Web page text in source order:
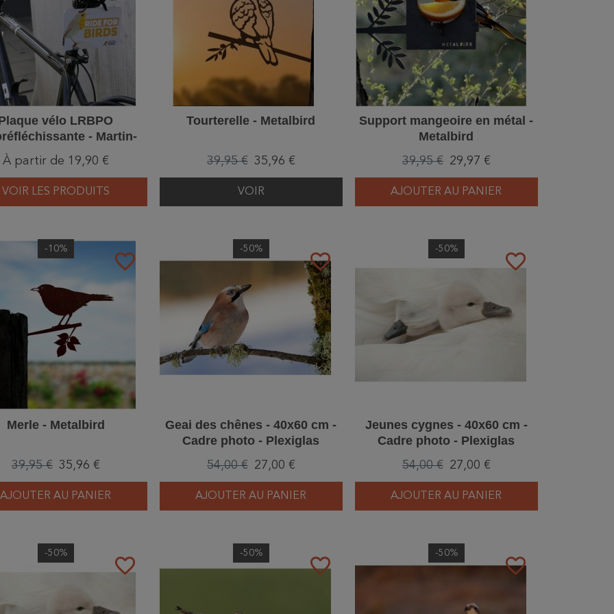
vélo LRBPO
- Martin-
Rouge-gorge/
Mésange bleue
À partir de 19,90 €
VOIR LES PRODUITS
Tourterelle - Metalbird
39,95 € 35,96 €
VOIR
Support mangeoire en métal -
Metalbird
39,95 € 29,97 €
AJOUTER AU PANIER
favorite_border
-10%
Merle - Metalbird
39,95 € 35,96 €
AJOUTER AU PANIER
favorite_border
-50%
Geai des chênes - 40x60 cm -
Cadre photo - Plexiglas
54,00 € 27,00 €
AJOUTER AU PANIER
favorite_border
-50%
Jeunes cygnes - 40x60 cm -
Cadre photo - Plexiglas
54,00 € 27,00 €
AJOUTER AU PANIER
favorite_border
-50%
favorite_border
-50%
favorite_border
-50%